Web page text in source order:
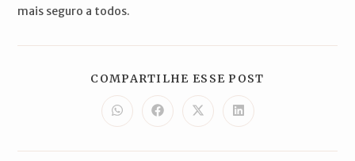
mais seguro a todos.
COMPARTILHE ESSE POST
Abre
em
nova
Abre
em
nova
Abre
em
nova
Abre
em
nova